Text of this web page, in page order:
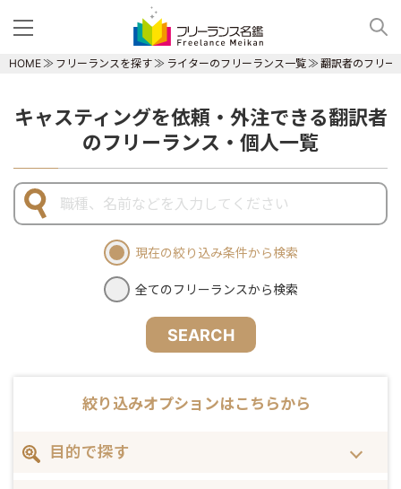
HOME フリーランスを探す ライターのフリーランス一覧 翻訳者のフリー
キャスティングを依頼・外注できる翻訳者
のフリーランス・個人一覧
現在の絞り込み条件から検索
全てのフリーランスから検索
SEARCH
絞り込みオプションはこちらから
目的で探す